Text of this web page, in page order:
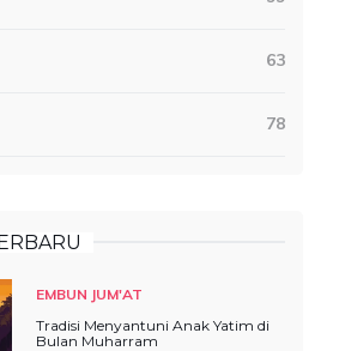
63
78
EMBUN JUM'AT
Tradisi Menyantuni Anak Yatim di
Bulan Muharram